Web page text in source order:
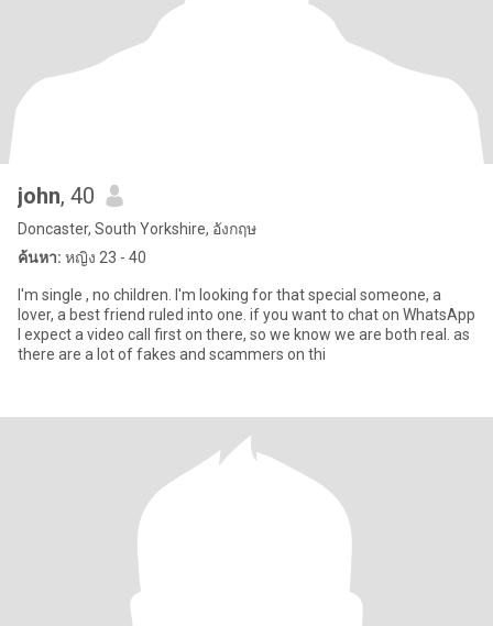
john, 40
Doncaster, South Yorkshire, อังกฤษ
ค้นหา: หญิง 23 - 40
I'm single , no children. I'm looking for that special someone, a
lover, a best friend ruled into one. if you want to chat on WhatsApp
I expect a video call first on there, so we know we are both real. as
there are a lot of fakes and scammers on thi